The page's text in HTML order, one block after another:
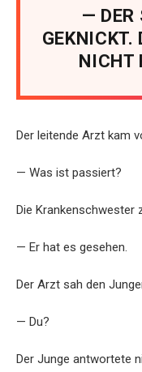
— DER
GEKNICKT.
NICHT
Der leitende Arzt kam
— Was ist passiert?
Die Krankenschwester
— Er hat es gesehen.
Der Arzt sah den
— Du?
Der Junge antwortete